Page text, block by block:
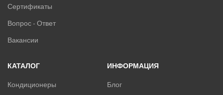
Сертификаты
Вопрос - Ответ
Вакансии
КАТАЛОГ
Кондиционеры
ИНФОРМАЦИЯ
Блог